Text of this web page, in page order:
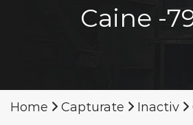
Caine -
Home Capturate Inactiv